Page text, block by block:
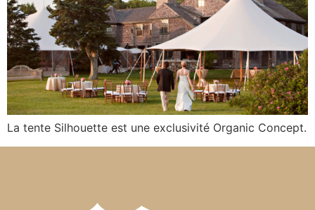
La tente Silhouette est une exclusivité Organic Concept.